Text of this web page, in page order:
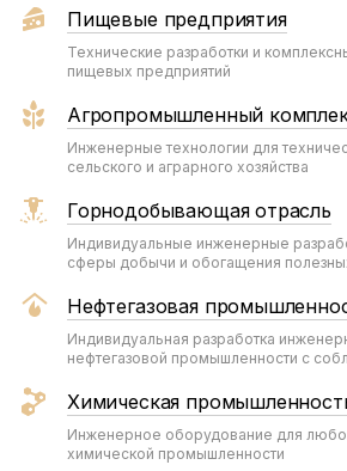
Пищевые предприятия
Технические разработки и
пищевых предприятий
Агропромышленный
Инженерные технологии для
сельского и аграрного хозяйства
Горнодобывающая отрасль
Индивидуальные инженерные
сферы добычи и обогащения
Нефтегазовая
Индивидуальная разработка
нефтегазовой промышленности с
Химическая
Инженерное оборудование для
химической промышленности